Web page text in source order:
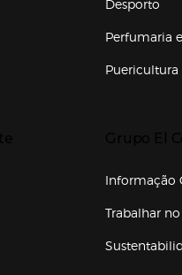
Desporto
Perfumaria
Puericultura
Informação
Trabalhar
Enlaces de